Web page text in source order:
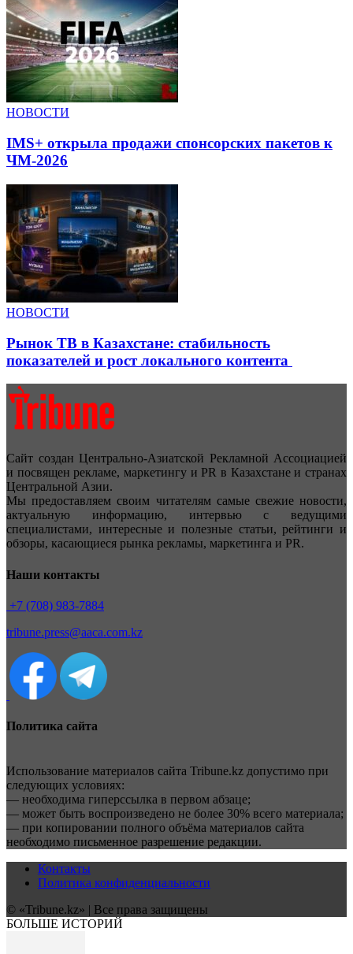
НОВОСТИ
IMS+ открыла продажи спонсорских пакетов к
ЧМ-2026
НОВОСТИ
Рынок ТВ в Казахстане: стабильность
показателей и рост локального контента
Сайт создан Центрально-Азиатской Рекламной Ассоциацией
и посвящен рекламе, маркетингу и PR в Казахстане и странах
Центральной Азии.
Мы предоставляем своим читателям самые свежие новости,
актуальную информацию, интервью с ведущими
специалистами, интересные и полезные статьи, рейтинги и
обзоры, касающиеся рынка рекламы, маркетинга и PR.
Наши контакты
+7 (708) 983-7884
tribune.press@aaca.com.kz
Политика сайта
Использование материалов сайта Tribune.kz допустимо при
следующих условиях:
— необходима гиперссылка в первом абзаце;
— может быть воспроизведено не более 30% всего материала;
— при копировании полного объёма материалов сайта
необходимо письменное разрешение редакции.
Контакты
Политика конфиденциальности
© «Tribune.kz» | Все права защищены
БОЛЬШЕ ИСТОРИЙ